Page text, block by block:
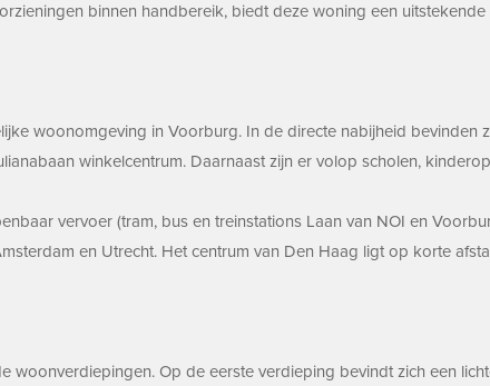
binnen handbereik, biedt deze woning een
woonomgeving in Voorburg. In de directe nabijheid bevinden
winkelcentrum. Daarnaast zijn er volop scholen,
vervoer (tram, bus en treinstations Laan van NOI en
en Utrecht. Het centrum van Den Haag ligt op korte
Op de eerste verdieping bevindt zich een